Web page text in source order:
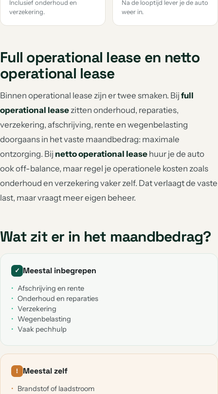
Inclusief onderhoud en
verzekering.
Na de looptijd lever je de auto
weer in.
Full operational lease en netto
operational lease
Binnen operational lease zijn er twee smaken. Bij full
operational lease zitten onderhoud, reparaties,
verzekering, afschrijving, rente en wegenbelasting
doorgaans in het vaste maandbedrag: maximale
ontzorging. Bij netto operational lease huur je de auto
ook off-balance, maar regel je operationele kosten zoals
onderhoud en verzekering vaker zelf. Dat verlaagt de vaste
last, maar vraagt meer eigen beheer.
Wat zit er in het maandbedrag?
✓ Meestal inbegrepen
Afschrijving en rente
Onderhoud en reparaties
Verzekering
Wegenbelasting
Vaak pechhulp
! Meestal zelf
Brandstof of laadstroom